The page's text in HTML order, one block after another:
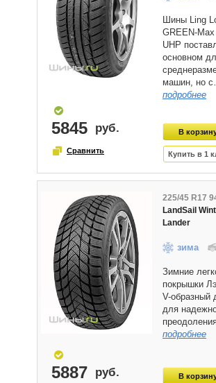
Шины Ling
GREEN-
UHP
основном
машин, но
подробнее
5845
225/45 R17
LandSail
Lander
зима
Зимние
покрышки
V-образный
для
подробнее
5887